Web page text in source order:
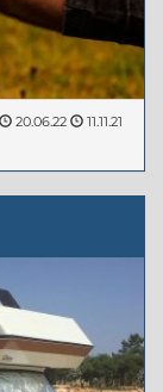
11.11.21
20.06.22